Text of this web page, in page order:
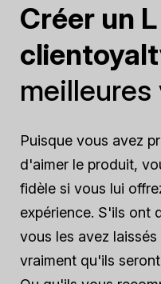
Créer un
client
meilleures
Puisque vous avez
d'aimer le produit,
fidèle si vous lui
expérience. S'ils ont
vous les avez
vraiment qu'ils